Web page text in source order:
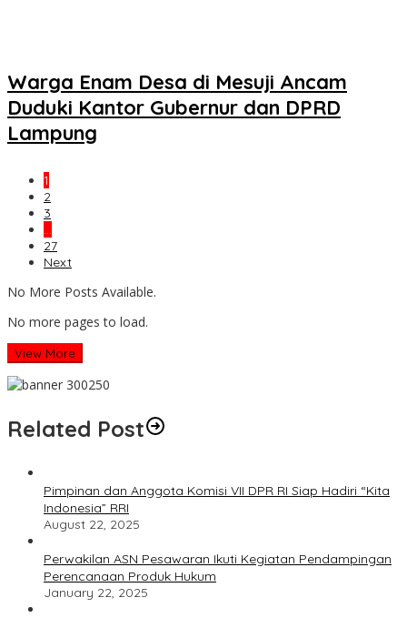
Warga Enam Desa di Mesuji Ancam
Duduki Kantor Gubernur dan DPRD
Lampung
1
2
3
…
27
Next
No More Posts Available.
No more pages to load.
View More
Related Post
Pimpinan dan Anggota Komisi VII DPR RI Siap Hadiri “Kita
Indonesia” RRI
August 22, 2025
Perwakilan ASN Pesawaran Ikuti Kegiatan Pendampingan
Perencanaan Produk Hukum
January 22, 2025